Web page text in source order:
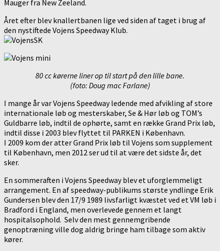
Mauger fra New Zeeland.
Året efter blev knallertbanen lige ved siden af taget i brug af
den nystiftede Vojens Speedway Klub.
80 cc kørerne liner op til start på den lille bane.
(foto: Doug mac Farlane)
I mange år var Vojens Speedway ledende med afvikling af store
internationale løb og mesterskaber, Se & Hør løb og TOM’s
Guldbarre løb, indtil de ophørte, samt en række Grand Prix løb,
indtil disse i 2003 blev flyttet til PARKEN i København.
I 2009 kom der atter Grand Prix løb til Vojens som supplement
til København, men 2012 ser ud til at være det sidste år, det
sker.
En sommeraften i Vojens Speedway blev et uforglemmeligt
arrangement. En af speedway-publikums største yndlinge Erik
Gundersen blev den 17/9 1989 livsfarligt kvæstet ved et VM løb i
Bradford i England, men overlevede gennem et langt
hospitalsophold. Selv den mest gennemgribende
genoptræning ville dog aldrig bringe ham tilbage som aktiv
kører.